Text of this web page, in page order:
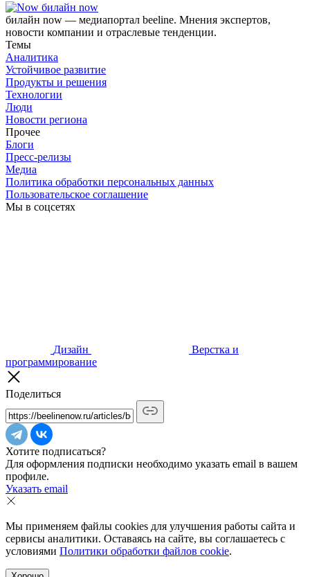
билайн now
билайн now — медиапортал beeline. Мнения экспертов,
новости компании и отраслевые тенденции.
Темы
Аналитика
Устойчивое развитие
Продукты и решения
Технологии
Люди
Новости региона
Прочее
Блоги
Пресс-релизы
Медиа
Политика обработки персональных данных
Пользовательское соглашение
Мы в соцсетях
Дизайн
Верстка и
программирование
Поделиться
Хотите подписаться?
Для оформления подписки необходимо указать email в вашем
профиле.
Указать email
Мы применяем файлы cookies для улучшения работы сайта и
сервисы аналитики. Оставаясь на сайте, вы соглашаетесь с
условиями Политики обработки файлов cookie.